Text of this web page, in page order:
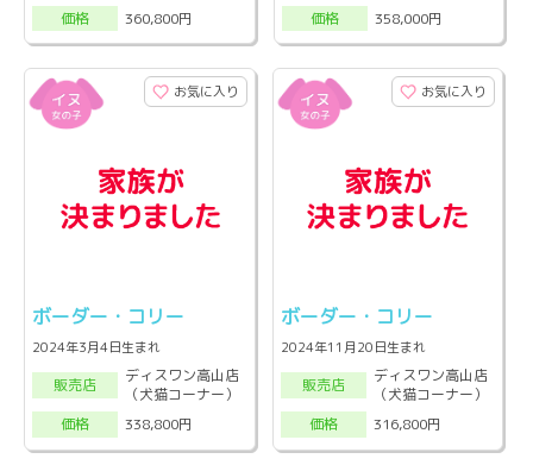
価格
360,800円
価格
358,000円
お気に入り
ボーダー・コリー
2024年3月4日生まれ
販売店
ディスワン高山店
（犬猫コーナー）
価格
338,800円
お気に入り
ボーダー・コリー
2024年11月20日生まれ
販売店
ディスワン高山店
（犬猫コーナー）
価格
316,800円